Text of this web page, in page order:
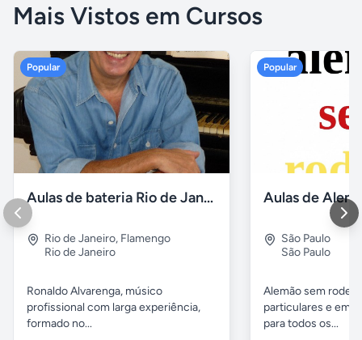
Mais Vistos em Cursos
Popular
Aulas de bateria Rio de Janeiro
Rio de Janeiro, Flamengo
Rio de Janeiro
Ronaldo Alvarenga, músico
profissional com larga experiência,
formado no...
Popular
São Paulo
São Paulo
Alemão sem
particulares e em
para todos os...